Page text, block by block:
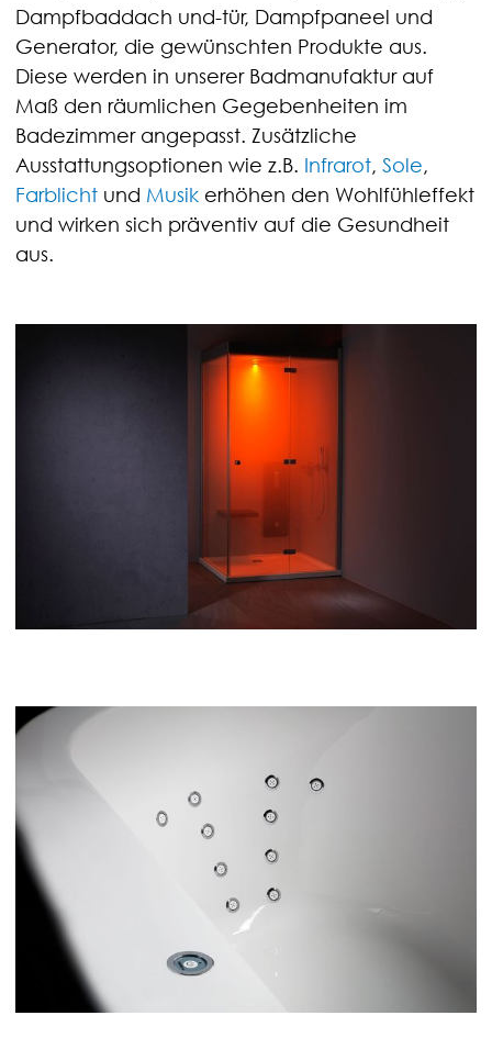
Dampfbaddach und-tür, Dampfpaneel und
Generator, die gewünschten Produkte aus.
Diese werden in unserer Badmanufaktur auf
Maß den räumlichen Gegebenheiten im
Badezimmer angepasst. Zusätzliche
Ausstattungsoptionen wie z.B. Infrarot, Sole,
Farblicht und Musik erhöhen den Wohlfühleffekt
und wirken sich präventiv auf die Gesundheit
aus.